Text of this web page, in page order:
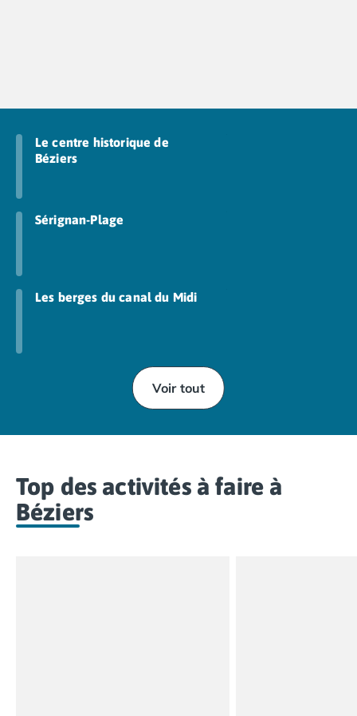
Le centre historique de
Béziers
Sérignan-Plage
Les berges du canal du Midi
Voir tout
Top des activités à faire à
Béziers